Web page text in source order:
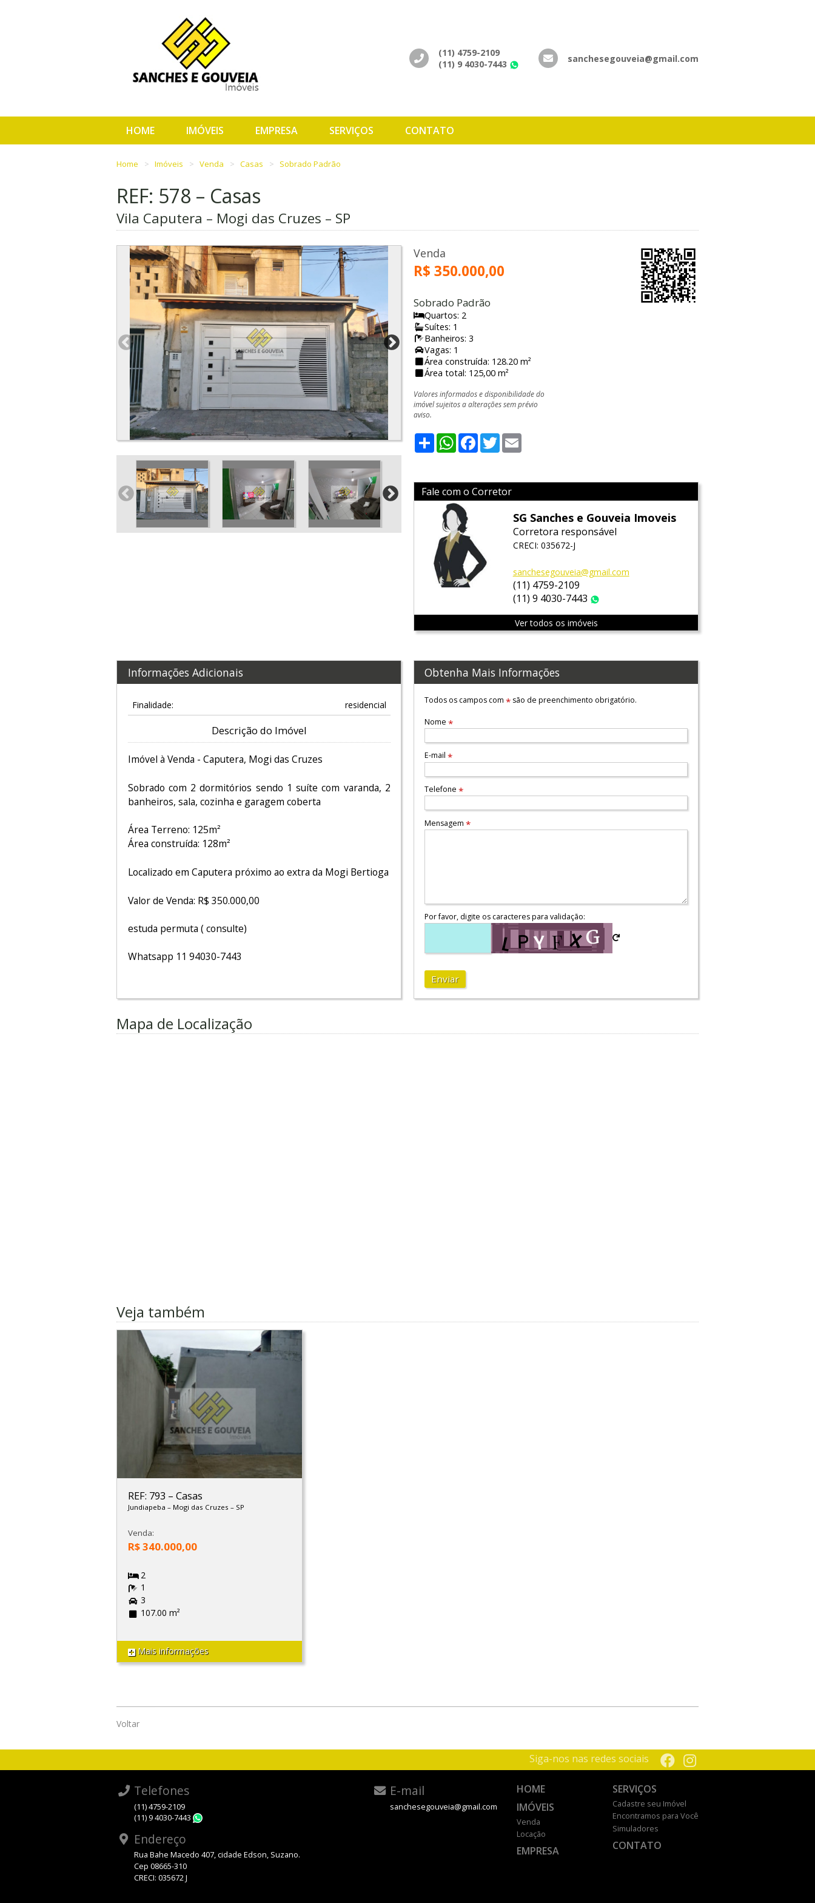
(11) 4759-2109
(11) 9 4030-7443
WhatsApp
sanchesegouveia@gmail.com
HOME IMÓVEIS EMPRESA SERVIÇOS CONTATO
Home Imóveis Venda Casas Sobrado Padrão
REF: 578 – Casas
Vila Caputera – Mogi das Cruzes – SP
Venda
R$ 350.000,00
Sobrado Padrão
Quartos: 2
Suítes: 1
Banheiros: 3
Vagas: 1
Área construída: 128.20 m²
Área total: 125,00 m²
Valores informados e disponibilidade do
imóvel sujeitos a alterações sem prévio
aviso.
ShareWhatsApp
Facebook
Twitter
Fale com o Corretor
SG Sanches e Gouveia Imoveis
Corretora responsável
CRECI: 035672-J
sanchesegouveia@gmail.com
(11) 4759-2109
(11) 9 4030-7443
Ver todos os imóveis
Informações Adicionais
Finalidade: residencial
Descrição do Imóvel
Imóvel à Venda - Caputera, Mogi das Cruzes
Sobrado com 2 dormitórios sendo 1 suíte com varanda, 2
banheiros, sala, cozinha e garagem coberta
Área Terreno: 125m²
Área construída: 128m²
Localizado em Caputera próximo ao extra da Mogi Bertioga
Valor de Venda: R$ 350.000,00
estuda permuta ( consulte)
Whatsapp 11 94030-7443
Obtenha Mais Informações
Todos os campos com* são de preenchimento obrigatório.
Nome*
E-mail*
Telefone*
Mensagem*
Por favor, digite os caracteres para validação:
Enviar
Mapa de Localização
Veja também
REF: 793 – Casas
Jundiapeba – Mogi das Cruzes – SP
Venda:
R$ 340.000,00
2
1
3
107.00 m²
Mais informações
Voltar
Siga-nos nas redes sociais
Telefones
(11) 4759-2109
(11) 9 4030-7443
E-mail
sanchesegouveia@gmail.com
Endereço
Rua Bahe Macedo 407, cidade Edson, Suzano.
Cep 08665-310
CRECI: 035672 J
HOME
IMÓVEIS
Venda
Locação
EMPRESA
SERVIÇOS
Cadastre seu Imóvel
Encontramos para Você
Simuladores
CONTATO